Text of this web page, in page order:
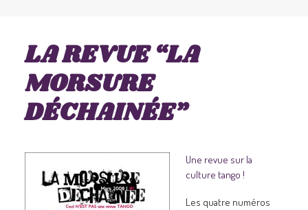
LA REVUE “LA
MORSURE
DÉCHAINÉE”
Une revue sur la
culture tango !
Les quatre numéros